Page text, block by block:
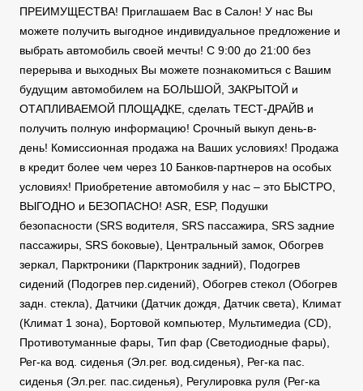
ПРЕИМУЩЕСТВА! Приглашаем Вас в Салон! У нас Вы
можете получить выгодное индивидуальное предложение и
выбрать автомобиль своей мечты! С 9:00 до 21:00 без
перерыва и выходных Вы можете познакомиться с Вашим
будущим автомобилем на БОЛЬШОЙ, ЗАКРЫТОЙ и
ОТАПЛИВАЕМОЙ ПЛОЩАДКЕ, сделать ТЕСТ-ДРАЙВ и
получить полную информацию! Срочный выкуп день-в-
день! Комиссионная продажа на Ваших условиях! Продажа
в кредит более чем через 10 Банков-партнеров на особых
условиях! Приобретение автомобиля у нас – это БЫСТРО,
ВЫГОДНО и БЕЗОПАСНО! ASR, ESP, Подушки
безопасности (SRS водителя, SRS пассажира, SRS задние
пассажиры, SRS боковые), Центральный замок, Обогрев
зеркал, Парктроники (Парктроник задний), Подогрев
сидений (Подогрев пер.сидений), Обогрев стекол (Обогрев
задн. стекла), Датчики (Датчик дождя, Датчик света), Климат
(Климат 1 зона), Бортовой компьютер, Мультимедиа (CD),
Противотуманные фары, Тип фар (Светодиодные фары),
Рег-ка вод. сиденья (Эл.рег. вод.сиденья), Рег-ка пас.
сиденья (Эл.рег. пас.сиденья), Регулировка руля (Рег-ка